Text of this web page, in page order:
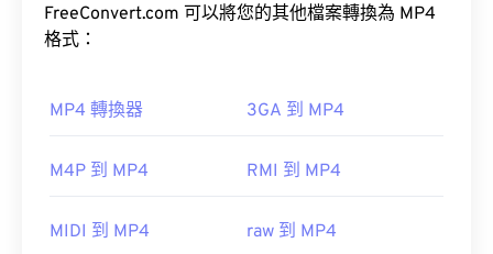
Media Player
href="https://learn.microsoft.com/en-
target="_blank">DirectShow 播放器中打開，但必
用於在網路上進行串流媒體播放，例如在 YouTube
上。許多人認為 MP4 是當今最好的視訊格式之一。
MP4 檔案會在作業系統的預設視訊播放器中開啟。
Windows Player 中開
FreeConvert.com 可以將您的其他檔案轉換為 MP4
格式：
MP4 轉換器 3GA 到 MP4
M4P 到 MP4 RMI 到 MP4
MIDI 到 MP4 raw 到 MP4